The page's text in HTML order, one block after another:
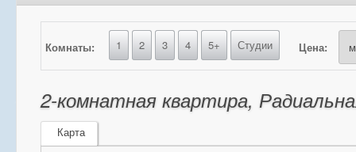
Комнаты: 1 2 3 4 5+ Студии Цена:
2-комнатная квартира,
Карта